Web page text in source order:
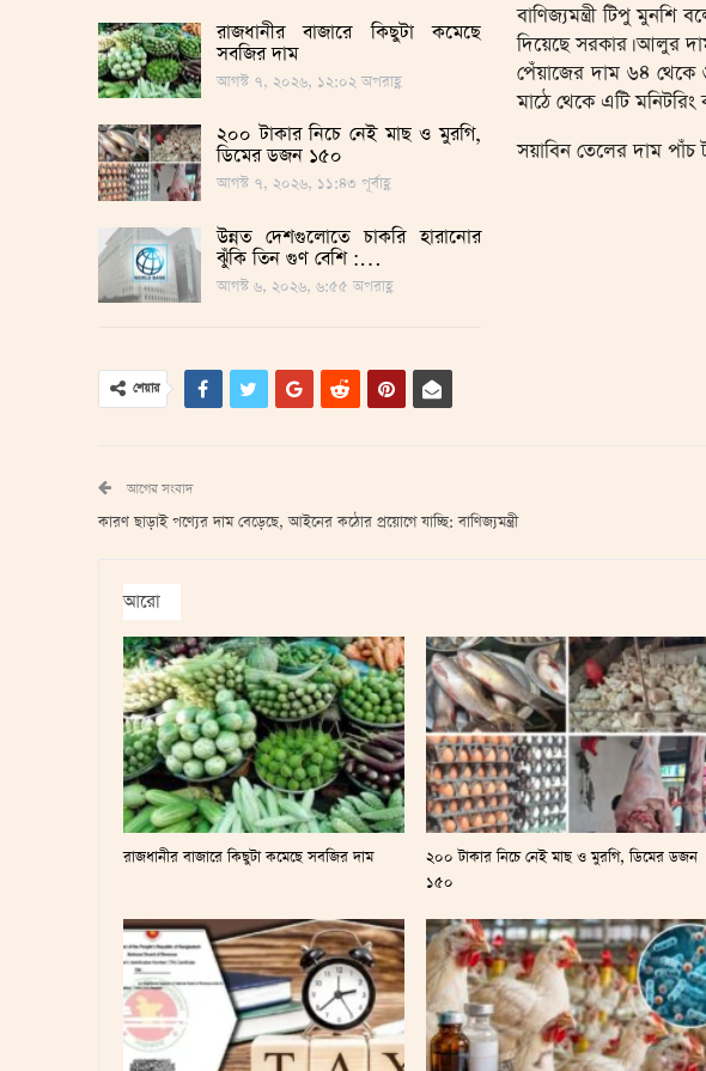
রাজধানীর বাজারে কিছুটা কমেছে
সবজির দাম
আগস্ট ৭, ২০২৬, ১২:০২ অপরাহ্ণ
২০০ টাকার নিচে নেই মাছ ও মুরগি,
ডিমের ডজন ১৫০
আগস্ট ৭, ২০২৬, ১১:৪৩ পূর্বাহ্ণ
উন্নত দেশগুলোতে চাকরি হারানোর
ঝুঁকি তিন গুণ বেশি :…
আগস্ট ৬, ২০২৬, ৬:৫৫ অপরাহ্ণ
বাণিজ্যমন্ত্রী টিপু
দিয়েছে সরকার। আলুর
পেঁয়াজের দাম ৬৪ থেকে
মাঠে থেকে এটি মনিটরিং
সয়াবিন তেলের দাম পাঁচ
শেয়ার
আগের সংবাদ
কারণ ছাড়াই পণ্যের দাম বেড়েছে, আইনের কঠোর প্রয়োগে যাচ্ছি: বাণিজ্যমন্ত্রী
আরো
রাজধানীর বাজারে কিছুটা কমেছে সবজির দাম
২০০ টাকার নিচে নেই মাছ ও মুরগি, ডিমের ডজন
১৫০